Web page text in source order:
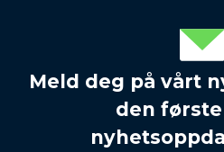
Meld deg på vårt
den